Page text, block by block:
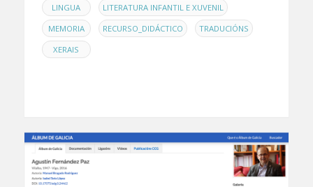
LINGUA , LITERATURA INFANTIL E XUVENIL ,
MEMORIA , RECURSO_DIDÁCTICO , TRADUCIÓNS ,
XERAIS